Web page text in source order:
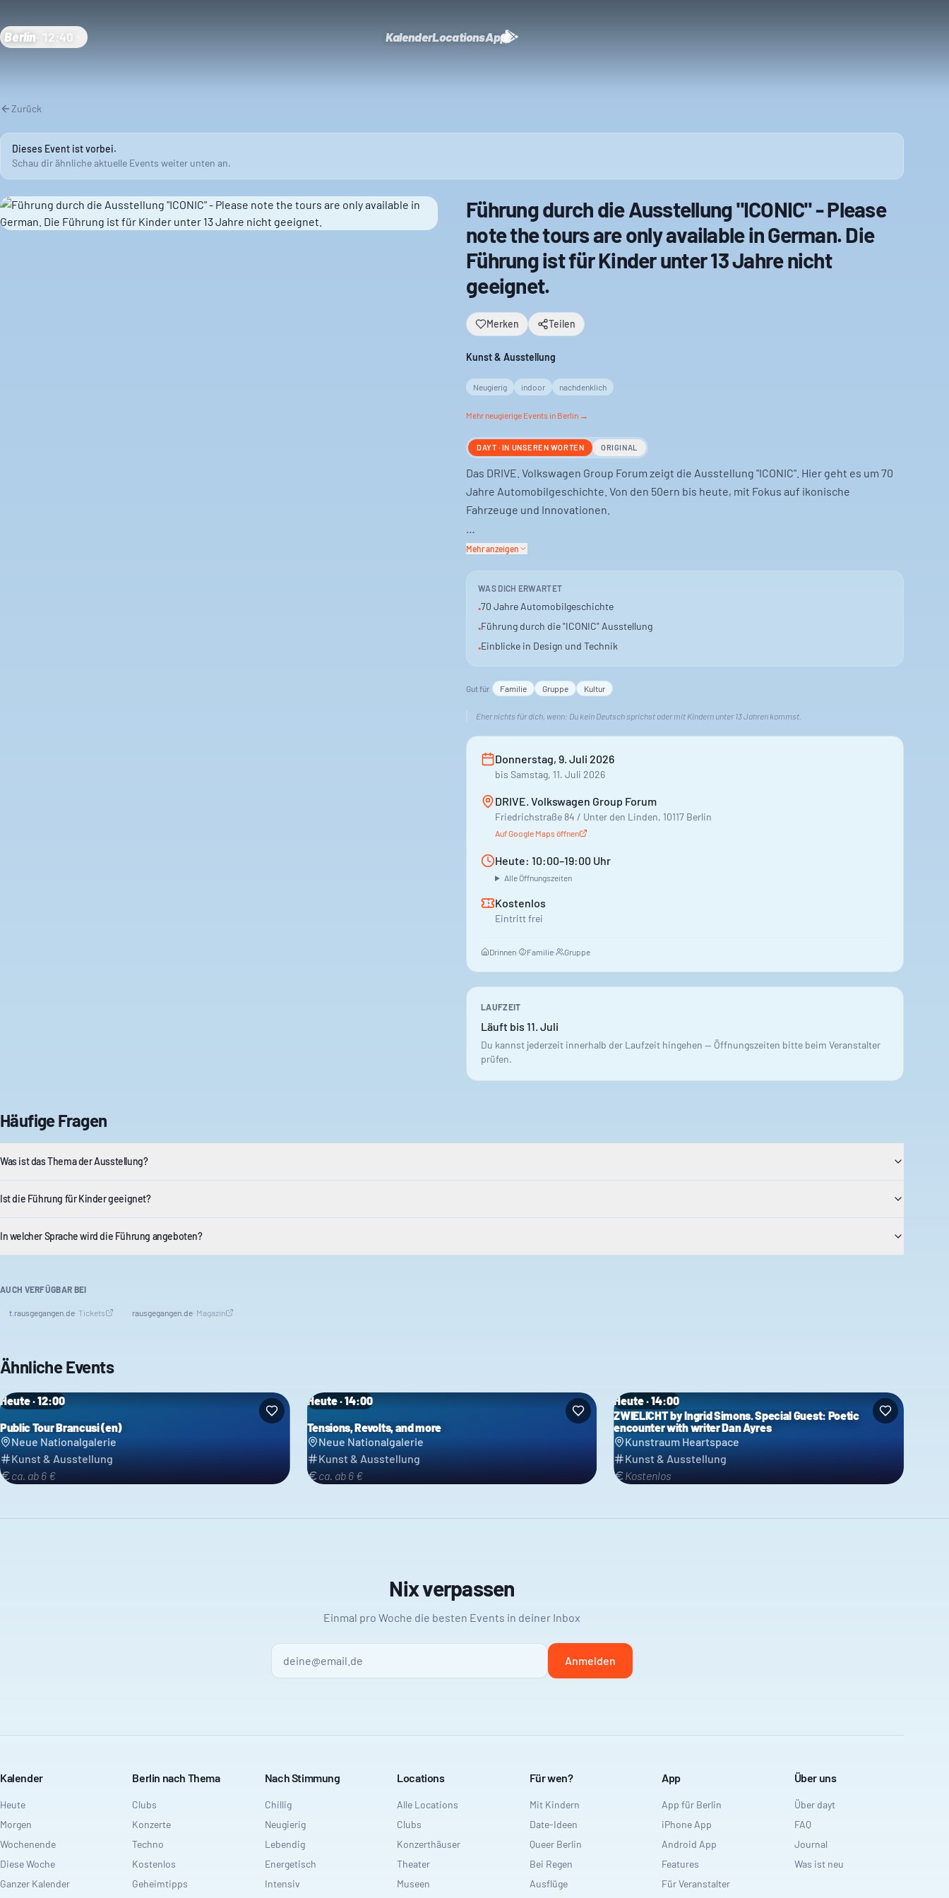
Berlin· 12:40 KalenderLocationsApp
Zurück
Dieses Event ist vorbei.
Schau dir ähnliche aktuelle Events weiter unten an.
Führung durch die Ausstellung "ICONIC" - Please
note the tours are only available in German. Die
Führung ist für Kinder unter 13 Jahre nicht
geeignet.
Merken Teilen
Kunst & Ausstellung
Neugierig indoor nachdenklich
Mehr neugierige Events in Berlin →
DAYT · IN UNSEREN WORTEN ORIGINAL
Das DRIVE. Volkswagen Group Forum zeigt die Ausstellung "ICONIC". Hier geht es um 70
Jahre Automobilgeschichte. Von den 50ern bis heute, mit Fokus auf ikonische
Fahrzeuge und Innovationen.
Experten führen dich durch die Schau. Sie erzählen Geschichten zu Design und Technik.
Die Führung ist auf Deutsch. Kinder unter 13 Jahren bleiben besser draußen. Der Eintritt
ist frei.
Mehr anzeigen
WAS DICH ERWARTET
•70 Jahre Automobilgeschichte
•Führung durch die "ICONIC" Ausstellung
•Einblicke in Design und Technik
Gut für Familie Gruppe Kultur
Eher nichts für dich, wenn: Du kein Deutsch sprichst oder mit Kindern unter 13 Jahren kommst.
Donnerstag, 9. Juli 2026
bis Samstag, 11. Juli 2026
DRIVE. Volkswagen Group Forum
Friedrichstraße 84 / Unter den Linden, 10117 Berlin
Auf Google Maps öffnen
Heute: 10:00–19:00 Uhr
Alle Öffnungszeiten
Kostenlos
Eintritt frei
Drinnen· Familie· Gruppe
LAUFZEIT
Läuft bis 11. Juli
Du kannst jederzeit innerhalb der Laufzeit hingehen — Öffnungszeiten bitte beim Veranstalter
prüfen.
Häufige Fragen
Was ist das Thema der Ausstellung?
Ist die Führung für Kinder geeignet?
In welcher Sprache wird die Führung angeboten?
AUCH VERFÜGBAR BEI
t.rausgegangen.de· Tickets rausgegangen.de· Magazin
Ähnliche Events
Heute · 12:00
Public Tour Brancusi (en)
Neue Nationalgalerie
Kunst & Ausstellung
ca. ab 6 €
Heute · 14:00
Tensions, Revolts, and more
Neue Nationalgalerie
Kunst & Ausstellung
ca. ab 6 €
Heute · 14:00
ZWIELICHT by Ingrid Simons. Special Guest: Poetic
encounter with writer Dan Ayres
Kunstraum Heartspace
Kunst & Ausstellung
Kostenlos
Nix verpassen
Einmal pro Woche die besten Events in deiner Inbox
Anmelden
Kalender
Heute
Morgen
Wochenende
Diese Woche
Ganzer Kalender
Berlin nach Thema
Clubs
Konzerte
Techno
Kostenlos
Geheimtipps
Nach Stimmung
Chillig
Neugierig
Lebendig
Energetisch
Intensiv
Locations
Alle Locations
Clubs
Konzerthäuser
Theater
Museen
Für wen?
Mit Kindern
Date-Ideen
Queer Berlin
Bei Regen
Ausflüge
App
App für Berlin
iPhone App
Android App
Features
Für Veranstalter
Über uns
Über dayt
FAQ
Journal
Was ist neu